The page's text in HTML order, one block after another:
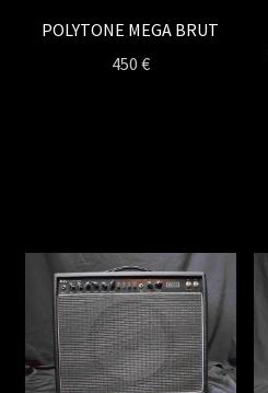
POLYTONE MEGA BRUT
450 €